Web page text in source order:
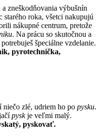
zneškodňovania výbušnín
roka, všetci nakupujú
nákupné centrum, pretože
. Na prácu so skutočnou a
potrebuješ špeciálne vzdelanie.
pyrotechnička,
zlé, udriem ho po pysku.
pyskje veľmi malý.
pyskovať.